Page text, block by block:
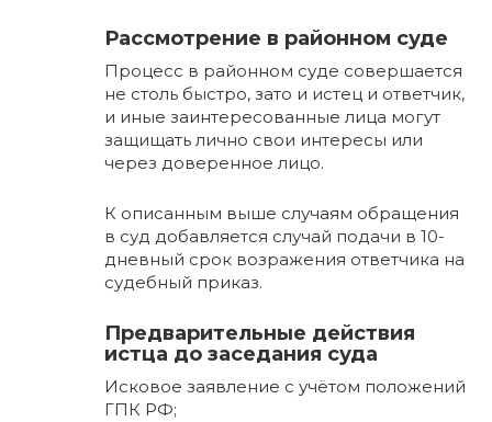
Рассмотрение в районном суде
Процесс в районном суде совершается
не столь быстро, зато и истец и ответчик,
и иные заинтересованные лица могут
защищать лично свои интересы или
через доверенное лицо.
К описанным выше случаям обращения
в суд добавляется случай подачи в 10-
дневный срок возражения ответчика на
судебный приказ.
Предварительные действия
истца до заседания суда
Исковое заявление с учётом положений
ГПК РФ;